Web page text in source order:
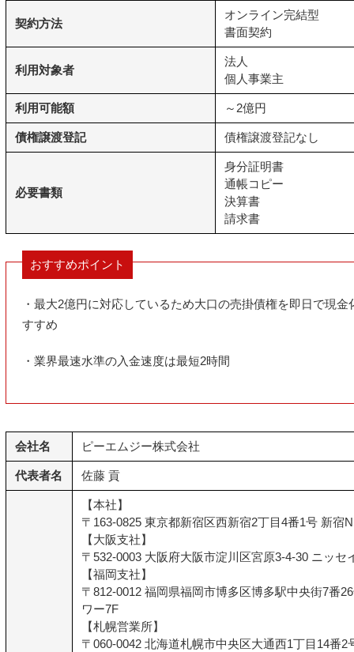
契約方法
オンライン完結型
書面契約
利用対象者
法人
個人事業主
利用可能額 ～2億円
債権譲渡登記 債権譲渡登記なし
必要書類
身分証明書
通帳コピー
決算書
請求書
おすすめポイント
・最大2億円に対応しているため大口の売掛債権を即日で現
すすめ
・業界最速水準の入金速度は最短2時間
会社名 ピーエムジー株式会社
代表者名 佐藤 貢
【本社】
〒163-0825 東京都新宿区西新宿2丁目4番1号 新宿
【大阪支社】
〒532-0003 大阪府大阪市淀川区宮原3-4-30 ニッセ
【福岡支社】
〒812-0012 福岡県福岡市博多区博多駅中央街7番
ワー7F
【札幌営業所】
〒060-0042 北海道札幌市中央区大通西1丁目14番2